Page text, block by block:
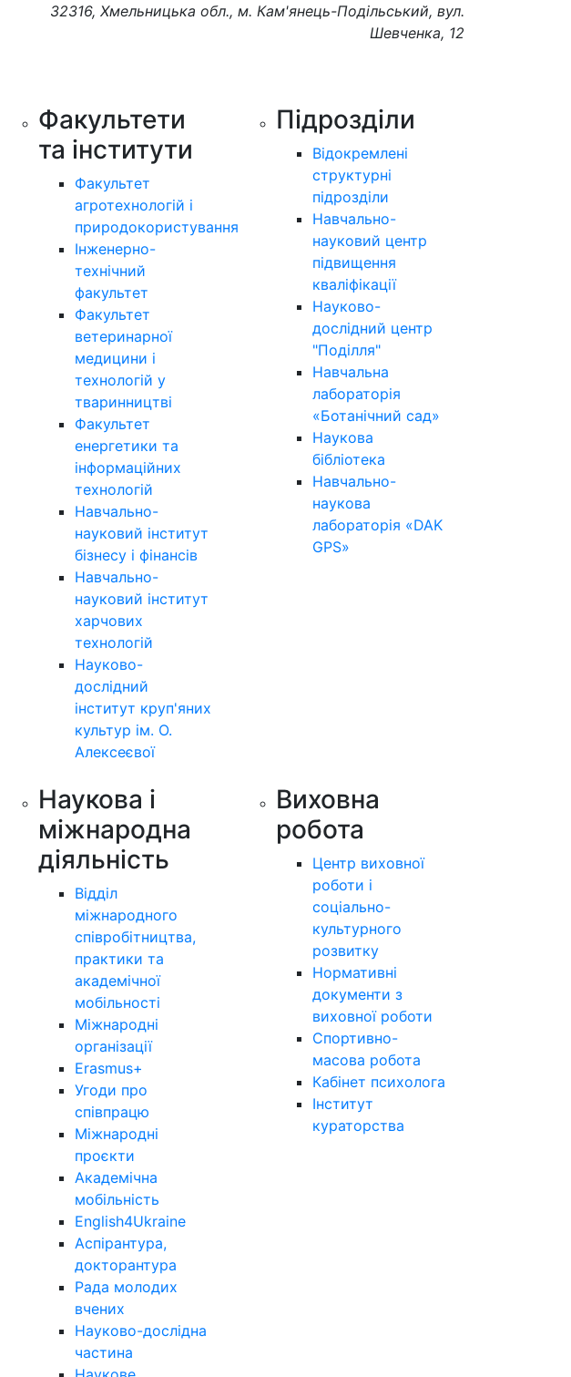
32316, Хмельницька обл., м. Кам'янець-Подільський, вул.
Шевченка, 12
Факультети
та інститути
Факультет
агротехнологій і
природокористування
Інженерно-
технічний
факультет
Факультет
ветеринарної
медицини і
технологій у
тваринництві
Факультет
енергетики та
інформаційних
технологій
Навчально-
науковий інститут
бізнесу і фінансів
Навчально-
науковий інститут
харчових
технологій
Науково-
дослідний
інститут круп'яних
культур ім. О.
Алексеєвої
Підрозділи
Відокремлені
структурні
підрозділи
Навчально-
науковий центр
підвищення
кваліфікації
Науково-
дослідний центр
"Поділля"
Навчальна
лабораторія
«Ботанічний сад»
Наукова
бібліотека
Навчально-
наукова
лабораторія «DAK
GPS»
Наукова і
міжнародна
діяльність
Відділ
міжнародного
співробітництва,
практики та
академічної
мобільності
Міжнародні
організації
Erasmus+
Угоди про
співпрацю
Міжнародні
проєкти
Академічна
мобільність
English4Ukraine
Аспірантура,
докторантура
Рада молодих
вчених
Науково-дослідна
частина
Виховна
робота
Центр виховної
роботи і
соціально-
культурного
розвитку
Нормативні
документи з
виховної роботи
Спортивно-
масова робота
Кабінет психолога
Інститут
кураторства